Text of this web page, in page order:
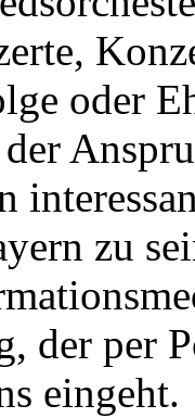
oder
zu
der per
eingeht.